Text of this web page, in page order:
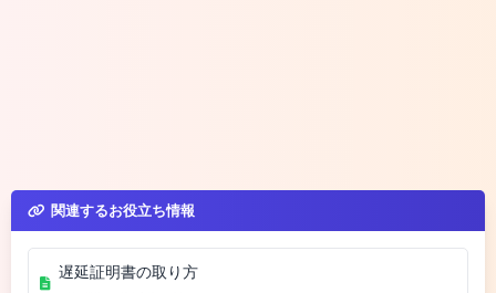
関連するお役立ち情報
遅延証明書の取り方